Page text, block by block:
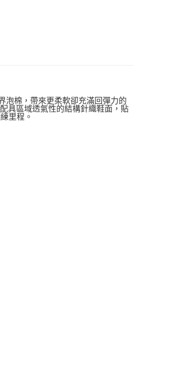
棉，帶來更柔軟卻充滿回彈力的
具區域透氣性的結構針織鞋面，貼
里程。